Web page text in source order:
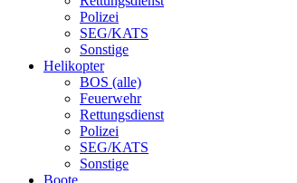
Polizei
SEG/KATS
Sonstige
Helikopter
BOS (alle)
Feuerwehr
Rettungsdienst
Polizei
SEG/KATS
Sonstige
Boote